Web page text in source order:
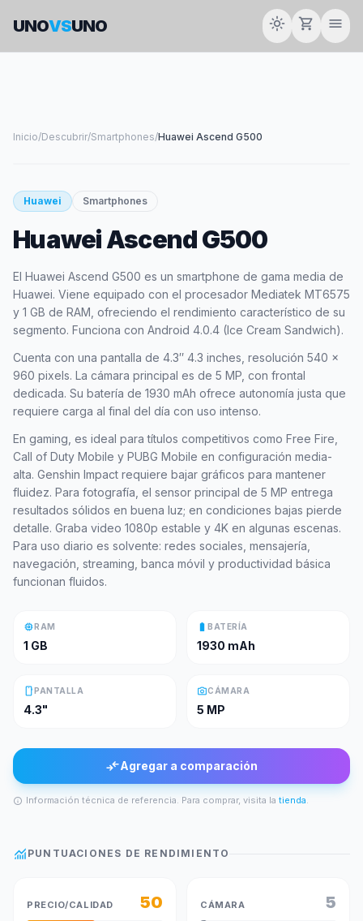
UNOVSUNO light_mode shopping_cart menu
Inicio/Descubrir/Smartphones/Huawei Ascend G500
smartphone
HUAWEI
Huawei Smartphones
Huawei Ascend G500
El Huawei Ascend G500 es un smartphone de gama media de
Huawei. Viene equipado con el procesador Mediatek MT6575
y 1 GB de RAM, ofreciendo el rendimiento característico de su
segmento. Funciona con Android 4.0.4 (Ice Cream Sandwich).
Cuenta con una pantalla de 4.3″ 4.3 inches, resolución 540 x
960 pixels. La cámara principal es de 5 MP, con frontal
dedicada. Su batería de 1930 mAh ofrece autonomía justa que
requiere carga al final del día con uso intenso.
En gaming, es ideal para títulos competitivos como Free Fire,
Call of Duty Mobile y PUBG Mobile en configuración media-
alta. Genshin Impact requiere bajar gráficos para mantener
fluidez. Para fotografía, el sensor principal de 5 MP entrega
resultados sólidos en buena luz; en condiciones bajas pierde
detalle. Graba video 1080p estable y 4K en algunas escenas.
Para uso diario es solvente: redes sociales, mensajería,
navegación, streaming, banca móvil y productividad básica
funcionan fluidos.
memoryRAM
1 GB
battery_full BATERÍA
1930 mAh
smartphonePANTALLA
4.3"
photo_cameraCÁMARA
5 MP
compare_arrowsAgregar a comparación
info Información técnica de referencia. Para comprar, visita la tienda.
monitoring PUNTUACIONES DE RENDIMIENTO
PRECIO/CALIDAD 50 CÁMARA 5